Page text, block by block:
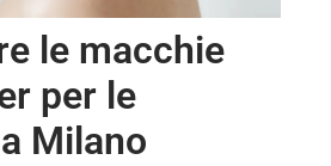
le macchie
per le
Milano